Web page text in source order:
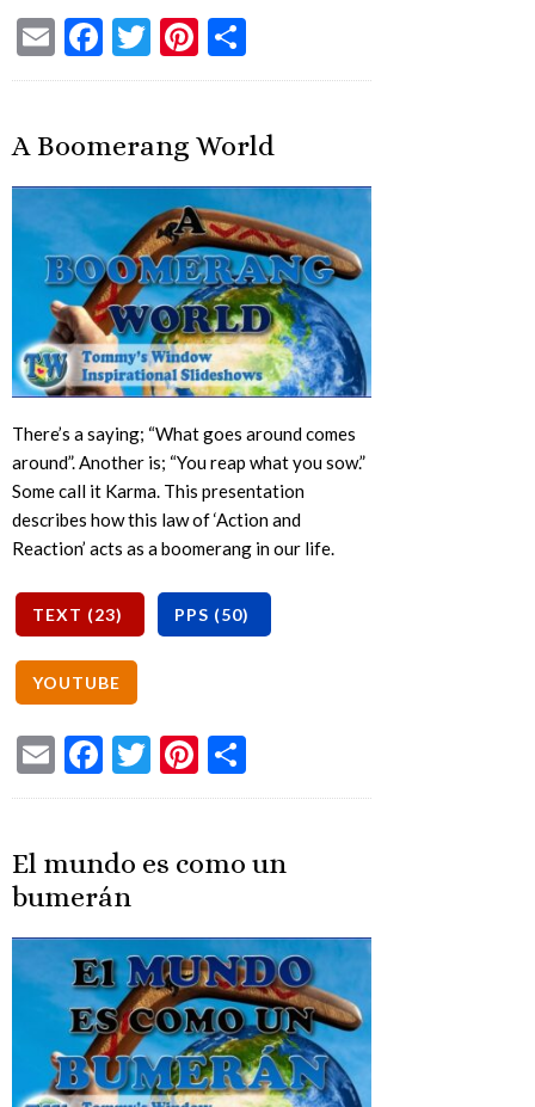
EmailFacebook
TwitterPinterest
A Boomerang World
There’s a saying; “What goes around comes
around”. Another is; “You reap what you sow.”
Some call it Karma. This presentation
describes how this law of ‘Action and
Reaction’ acts as a boomerang in our life.
EmailFacebook
TwitterPinterest
El mundo es como un
bumerán